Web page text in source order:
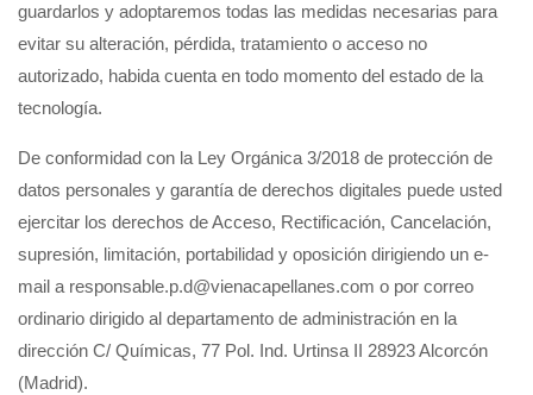
guardarlos y adoptaremos todas las medidas necesarias para
evitar su alteración, pérdida, tratamiento o acceso no
autorizado, habida cuenta en todo momento del estado de la
tecnología.
De conformidad con la Ley Orgánica 3/2018 de protección de
datos personales y garantía de derechos digitales puede usted
ejercitar los derechos de Acceso, Rectificación, Cancelación,
supresión, limitación, portabilidad y oposición dirigiendo un e-
mail a responsable.p.d@vienacapellanes.com o por correo
ordinario dirigido al departamento de administración en la
dirección C/ Químicas, 77 Pol. Ind. Urtinsa II 28923 Alcorcón
(Madrid).